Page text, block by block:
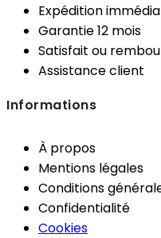
Expédition
Garantie 12 mois
Satisfait ou
Assistance client
Informations
À propos
Mentions légales
Conditions
Confidentialité
Cookies